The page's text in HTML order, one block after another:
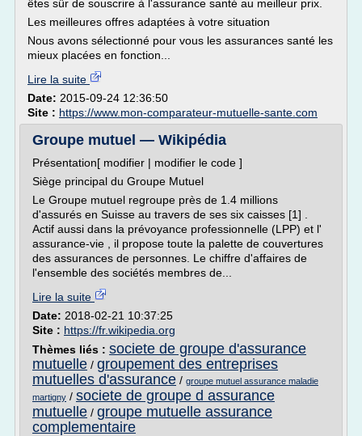
êtes sûr de souscrire à l'assurance santé au meilleur prix.
Les meilleures offres adaptées à votre situation
Nous avons sélectionné pour vous les assurances santé les
mieux placées en fonction...
Lire la suite
Date: 2015-09-24 12:36:50
Site : https://www.mon-comparateur-mutuelle-sante.com
Groupe mutuel — Wikipédia
Présentation[ modifier | modifier le code ]
Siège principal du Groupe Mutuel
Le Groupe mutuel regroupe près de 1.4 millions
d'assurés en Suisse au travers de ses six caisses [1] .
Actif aussi dans la prévoyance professionnelle (LPP) et l'
assurance-vie , il propose toute la palette de couvertures
des assurances de personnes. Le chiffre d'affaires de
l'ensemble des sociétés membres de...
Lire la suite
Date: 2018-02-21 10:37:25
Site : https://fr.wikipedia.org
Thèmes liés : societe de groupe d'assurance
mutuelle / groupement des entreprises
mutuelles d'assurance / groupe mutuel assurance maladie
martigny / societe de groupe d assurance
mutuelle / groupe mutuelle assurance
complementaire